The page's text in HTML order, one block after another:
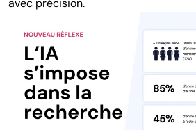
avec précision.